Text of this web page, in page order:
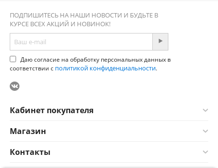
ПОДПИШИТЕСЬ НА НАШИ НОВОСТИ И БУДЬТЕ В
КУРСЕ ВСЕХ АКЦИЙ И НОВИНОК!
Даю согласие на обработку персональных данных в
соответствии с политикой конфиденциальности.
Кабинет покупателя
Магазин
Контакты